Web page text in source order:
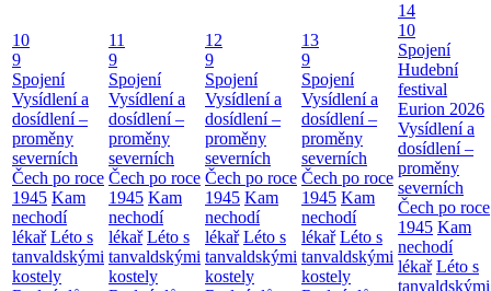
10
9
Spojení
Vysídlení a
dosídlení –
proměny
severních
Čech po roce
1945 Kam
nechodí
lékař Léto s
tanvaldskými
kostely
11
9
Spojení
Vysídlení a
dosídlení –
proměny
severních
Čech po roce
1945 Kam
nechodí
lékař Léto s
tanvaldskými
kostely
12
9
Spojení
Vysídlení a
dosídlení –
proměny
severních
Čech po roce
1945 Kam
nechodí
lékař Léto s
tanvaldskými
kostely
13
9
Spojení
Vysídlení a
dosídlení –
proměny
severních
Čech po roce
1945 Kam
nechodí
lékař Léto s
tanvaldskými
kostely
14
10
Spojení
Hudební
festival
Eurion 2026
Vysídlení a
dosídlení –
proměny
severních
Čech po roce
1945 Kam
nechodí
lékař Léto s
tanvaldskými